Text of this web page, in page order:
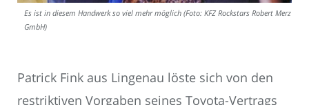
Es ist in diesem Handwerk so viel mehr möglich (Foto: KFZ Rockstars Robert Merz
GmbH)
Patrick Fink aus Lingenau löste sich von den
restriktiven Vorgaben seines Toyota-Vertrags